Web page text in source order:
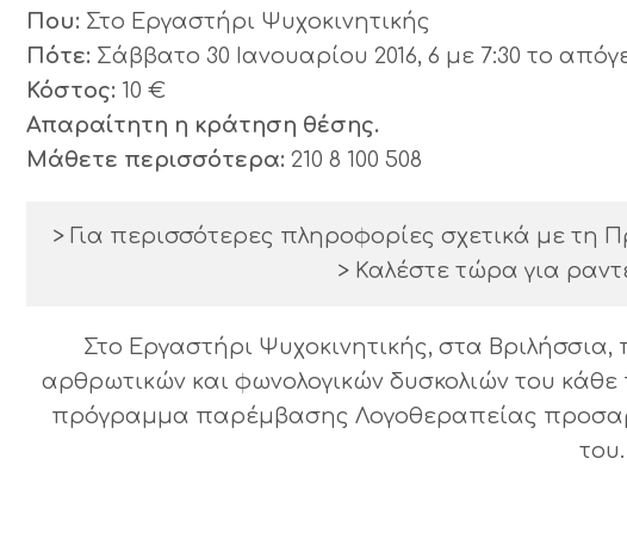
Που: Στο Εργαστήρι Ψυχοκινητικής
Πότε: Σάββατο 30 Ιανουαρίου 2016, 6 με 7:30 το
Κόστος: 10 €
Απαραίτητη η κράτηση θέσης.
Μάθετε περισσότερα: 210 8 100 508
> Για περισσότερες πληροφορίες σχετικά με
> Καλέστε τώρα για
Στο Εργαστήρι Ψυχοκινητικής, στα
αρθρωτικών και φωνολογικών δυσκολιών του κάθε
πρόγραμμα παρέμβασης Λογοθεραπείας
του.